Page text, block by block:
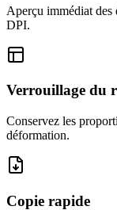
Aperçu immédiat
DPI.
Verrouillage du
Conservez les
déformation.
Copie rapide